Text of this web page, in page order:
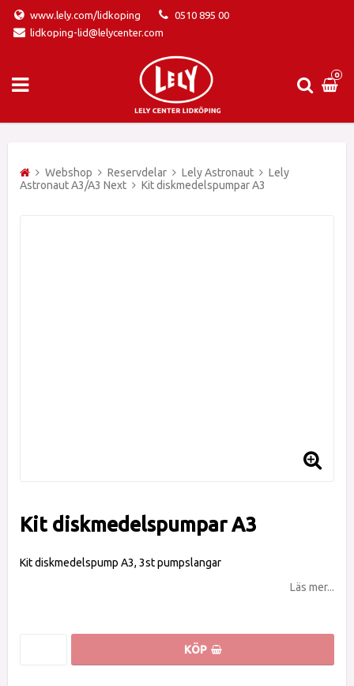
www.lely.com/lidkoping
0510 895 00
lidkoping-lid@lelycenter.com
0
Webshop Reservdelar Lely Astronaut
Lely
Astronaut A3/A3 Next
Kit diskmedelspumpar A3
Kit diskmedelspumpar A3
Kit diskmedelspump A3, 3st pumpslangar
Läs mer...
KÖP